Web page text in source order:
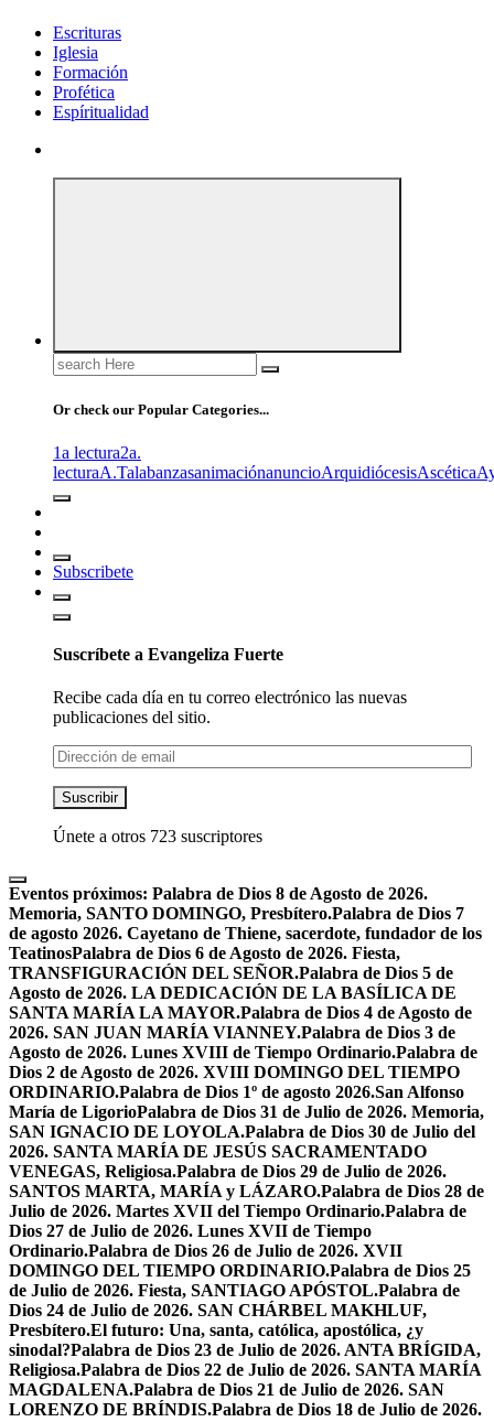
Escrituras
Iglesia
Formación
Profética
Espíritualidad
Search
for:
Or check our Popular Categories...
1a lectura2a.
lecturaA.TalabanzasanimaciónanuncioArquidiócesisAscética
Subscribete
Suscríbete a Evangeliza Fuerte
Recibe cada día en tu correo electrónico las nuevas
publicaciones del sitio.
Dirección
de
email
Suscribir
Únete a otros 723 suscriptores
Eventos próximos: Palabra de Dios 8 de Agosto de 2026.
Memoria, SANTO DOMINGO, Presbítero.Palabra de Dios 7
de agosto 2026. Cayetano de Thiene, sacerdote, fundador de los
TeatinosPalabra de Dios 6 de Agosto de 2026. Fiesta,
TRANSFIGURACIÓN DEL SEÑOR.Palabra de Dios 5 de
Agosto de 2026. LA DEDICACIÓN DE LA BASÍLICA DE
SANTA MARÍA LA MAYOR.Palabra de Dios 4 de Agosto de
2026. SAN JUAN MARÍA VIANNEY.Palabra de Dios 3 de
Agosto de 2026. Lunes XVIII de Tiempo Ordinario.Palabra de
Dios 2 de Agosto de 2026. XVIII DOMINGO DEL TIEMPO
ORDINARIO.Palabra de Dios 1º de agosto 2026.San Alfonso
María de LigorioPalabra de Dios 31 de Julio de 2026. Memoria,
SAN IGNACIO DE LOYOLA.Palabra de Dios 30 de Julio del
2026. SANTA MARÍA DE JESÚS SACRAMENTADO
VENEGAS, Religiosa.Palabra de Dios 29 de Julio de 2026.
SANTOS MARTA, MARÍA y LÁZARO.Palabra de Dios 28 de
Julio de 2026. Martes XVII del Tiempo Ordinario.Palabra de
Dios 27 de Julio de 2026. Lunes XVII de Tiempo
Ordinario.Palabra de Dios 26 de Julio de 2026. XVII
DOMINGO DEL TIEMPO ORDINARIO.Palabra de Dios 25
de Julio de 2026. Fiesta, SANTIAGO APÓSTOL.Palabra de
Dios 24 de Julio de 2026. SAN CHÁRBEL MAKHLUF,
Presbítero.El futuro: Una, santa, católica, apostólica, ¿y
sinodal?Palabra de Dios 23 de Julio de 2026. ANTA BRÍGIDA,
Religiosa.Palabra de Dios 22 de Julio de 2026. SANTA MARÍA
MAGDALENA.Palabra de Dios 21 de Julio de 2026. SAN
LORENZO DE BRÍNDIS.Palabra de Dios 18 de Julio de 2026.